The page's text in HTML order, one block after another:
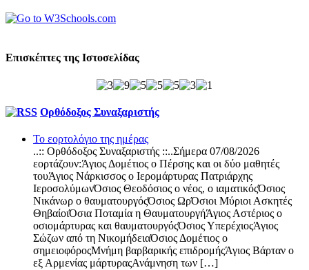
Επισκέπτες της Ιστοσελίδας
Ορθόδοξος Συναξαριστής
Το εορτολόγιο της ημέρας
..:: Ορθόδοξος Συναξαριστής ::..Σήμερα 07/08/2026
εορτάζουν:Άγιος Δομέτιος ο Πέρσης και οι δύο μαθητές
τουΆγιος Νάρκισσος ο Ιερομάρτυρας Πατριάρχης
ΙεροσολύμωνΌσιος Θεοδόσιος ο νέος, ο ιαματικόςΌσιος
Νικάνωρ ο θαυματουργόςΌσιος ΩρΌσιοι Μύριοι Ασκητές
ΘηβαίοιΌσια Ποταμία η ΘαυματουργήΆγιος Αστέριος ο
οσιομάρτυρας και θαυματουργόςΌσιος ΥπερέχιοςΆγιος
Σώζων από τη ΝικομήδειαΌσιος Δομέτιος ο
σημειοφόροςΜνήμη βαρβαρικής επιδρομήςΆγιος Βάρταν ο
εξ Αρμενίας μάρτυραςΑνάμνηση των […]